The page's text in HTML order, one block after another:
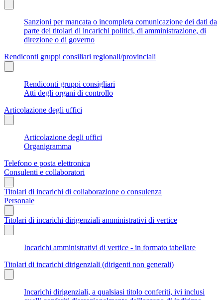
Sanzioni per mancata o incompleta comunicazione dei dati da
parte dei titolari di incarichi politici, di amministrazione, di
direzione o di governo
Rendiconti gruppi consiliari regionali/provinciali
Rendiconti gruppi consigliari
Atti degli organi di controllo
Articolazione degli uffici
Articolazione degli uffici
Organigramma
Telefono e posta elettronica
Consulenti e collaboratori
Titolari di incarichi di collaborazione o consulenza
Personale
Titolari di incarichi dirigenziali amministrativi di vertice
Incarichi amministrativi di vertice - in formato tabellare
Titolari di incarichi dirigenziali (dirigenti non generali)
Incarichi dirigenziali, a qualsiasi titolo conferiti, ivi inclusi